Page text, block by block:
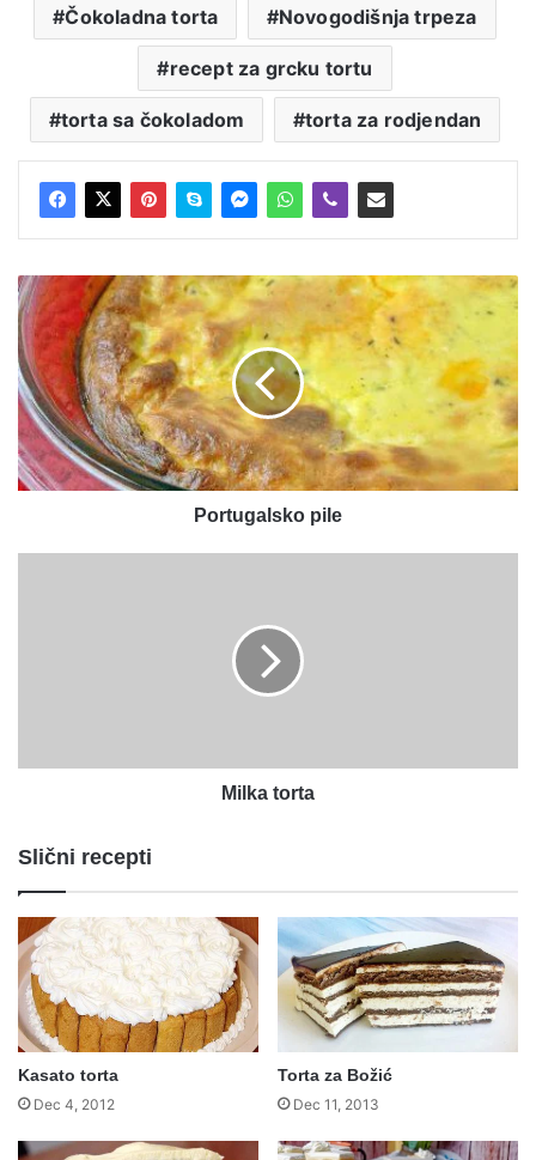
Čokoladna torta Novogodišnja trpeza
recept za grcku tortu
torta sa čokoladom torta za rodjendan
Portugalsko
pile
Portugalsko pile
Milka torta
Slični recepti
Kasato torta
Dec 4, 2012
Torta za Božić
Dec 11, 2013